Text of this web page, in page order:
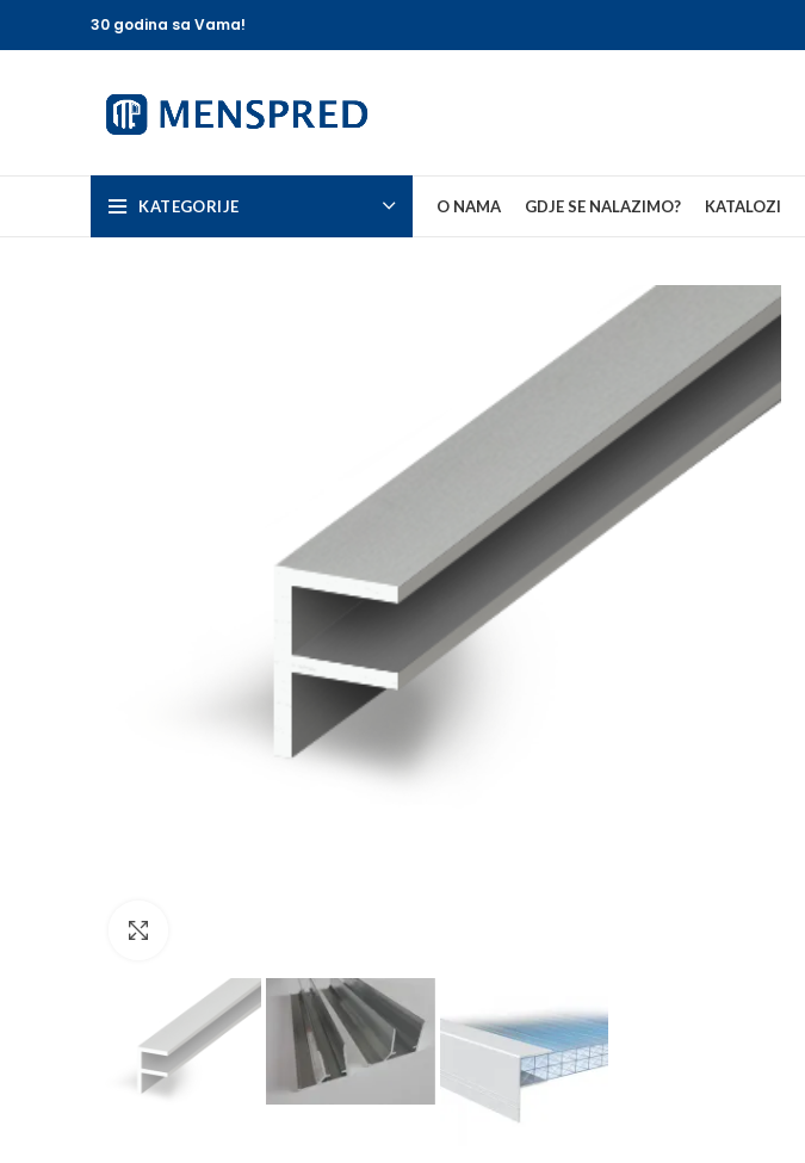
30 godina sa Vama!
KATEGORIJE O NAMA GDJE SE NALAZIMO? KATALOZI